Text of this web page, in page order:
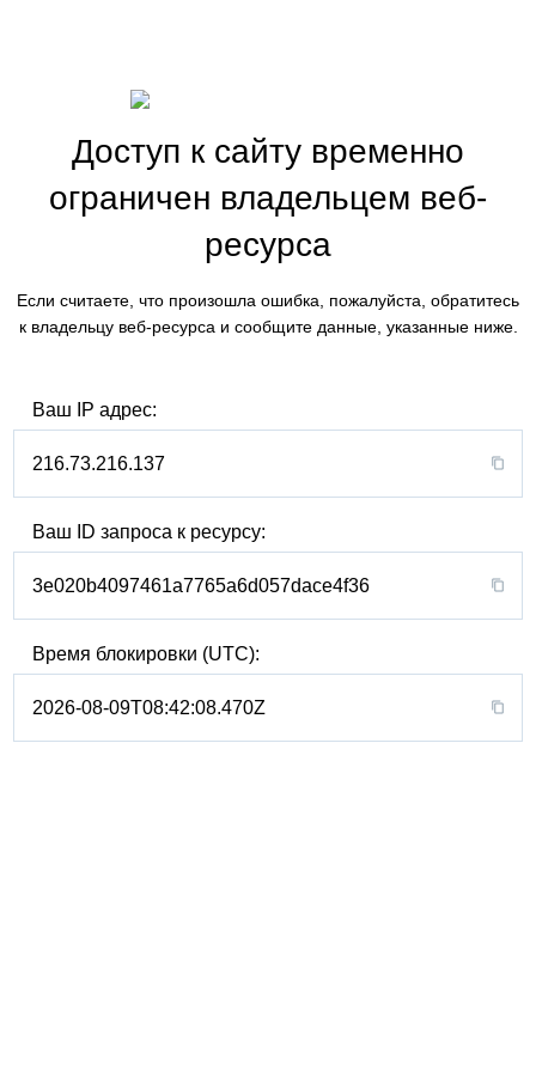
Доступ к сайту временно
ограничен владельцем веб-
ресурса
Если считаете, что произошла ошибка, пожалуйста, обратитесь
к владельцу веб-ресурса и сообщите данные, указанные ниже.
Ваш IP адрес:
216.73.216.137
Ваш ID запроса к ресурсу:
3e020b4097461a7765a6d057dace4f36
Время блокировки (UTC):
2026-08-09T08:42:08.470Z